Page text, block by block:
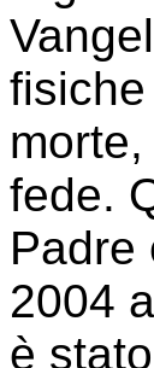
fede.
Padre
2004
è